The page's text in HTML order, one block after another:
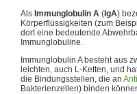
Als Immunglobulin A ( IgA)
Körperflüssigkeiten (zum
dort eine bedeutende
Immunglobuline.
Immunglobulin A besteht aus
leichten, auch L-Ketten, und
die Bindungsstellen, die an
Bakterienzellen) binden